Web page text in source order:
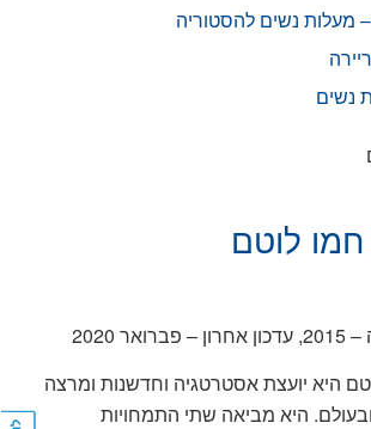
מעלות נשים להסטוריה
נשים
לוטם
2020
היא יועצת אסטרטגיה וחדשנות ומרצה
היא מביאה שתי התמחויות